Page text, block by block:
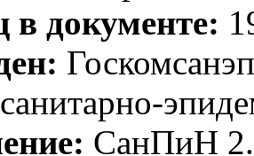
в документе:
СанПиН